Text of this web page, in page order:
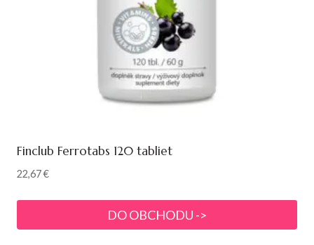
Finclub Ferrotabs 120 tabliet
22,67€
DO OBCHODU ->